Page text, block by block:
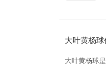
大叶黄杨
大叶黄杨球